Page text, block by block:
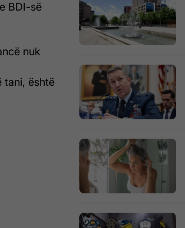
BDI-së
nuk
tani, është